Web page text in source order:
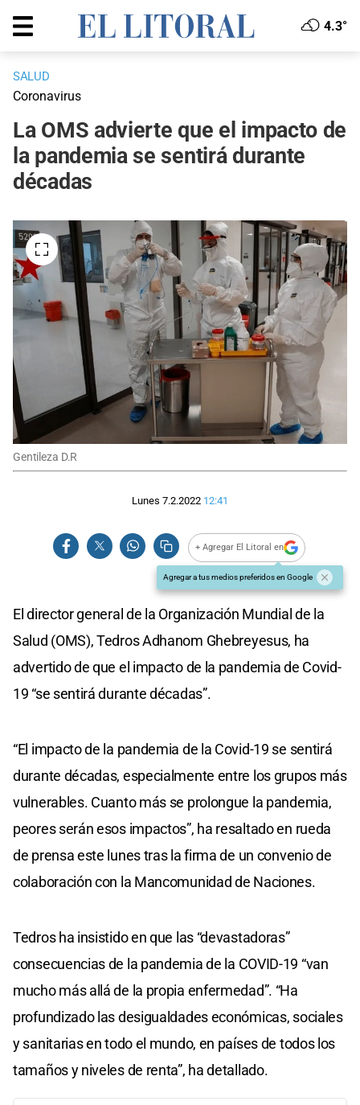
4.3°
SALUD
Coronavirus
La OMS advierte que el impacto de
la pandemia se sentirá durante
décadas
Gentileza D.R
Lunes 7.2.2022 12:41
+ Agregar El Litoral en
Agregar a tus medios preferidos en Google
El director general de la Organización Mundial de la
Salud (OMS), Tedros Adhanom Ghebreyesus, ha
advertido de que el impacto de la pandemia de Covid-
19 “se sentirá durante décadas”.
“El impacto de la pandemia de la Covid-19 se sentirá
durante décadas, especialmente entre los grupos más
vulnerables. Cuanto más se prolongue la pandemia,
peores serán esos impactos”, ha resaltado en rueda
de prensa este lunes tras la firma de un convenio de
colaboración con la Mancomunidad de Naciones.
Tedros ha insistido en que las “devastadoras”
consecuencias de la pandemia de la COVID-19 “van
mucho más allá de la propia enfermedad”. “Ha
profundizado las desigualdades económicas, sociales
y sanitarias en todo el mundo, en países de todos los
tamaños y niveles de renta”, ha detallado.